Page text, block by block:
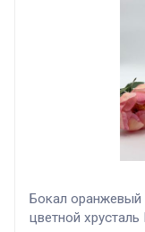
Бокал
цветной хрусталь